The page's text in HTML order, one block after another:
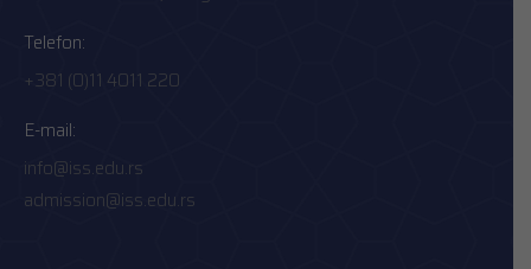
Telefon:
+381 (0)11 4011 220
E-mail:
info@iss.edu.rs
admission@iss.edu.rs